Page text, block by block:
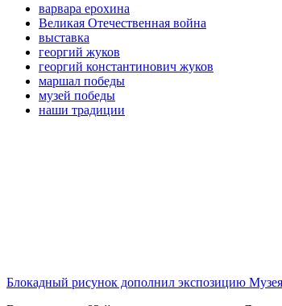
варвара ерохина
Великая Отечественная война
выставка
георгий жуков
георгий константинович жуков
маршал победы
музей победы
наши традиции
Блокадный рисунок дополнил экспозицию